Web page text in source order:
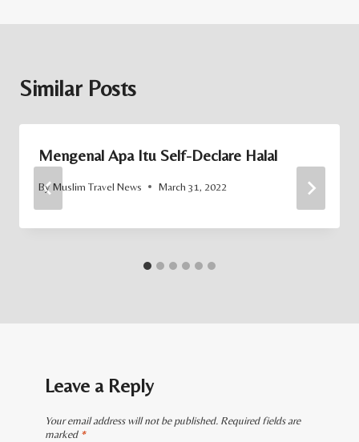
Similar Posts
Mengenal Apa Itu Self-Declare Halal
By Muslim Travel News March 31, 2022
Leave a Reply
Your email address will not be published. Required fields are
marked *